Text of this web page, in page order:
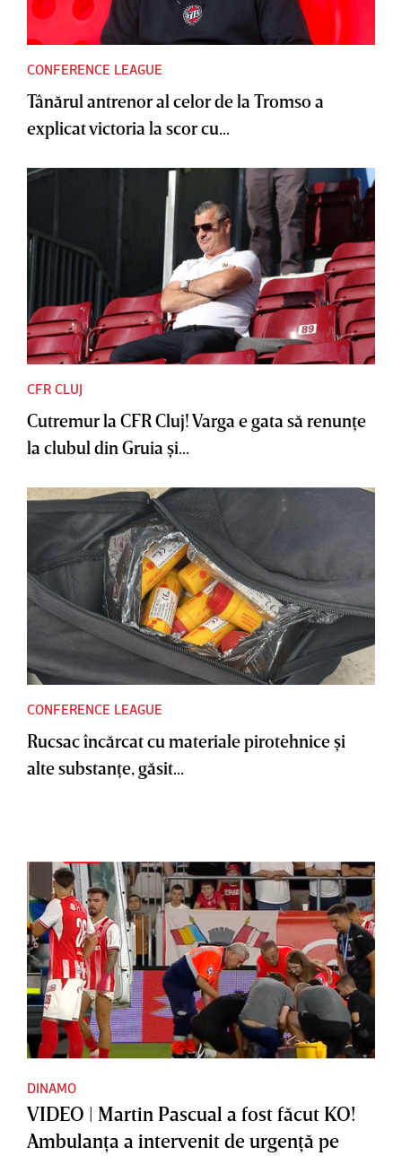
CONFERENCE LEAGUE
Tânărul antrenor al celor de la Tromso a
explicat victoria la scor cu...
CFR CLUJ
Cutremur la CFR Cluj! Varga e gata să renunţe
la clubul din Gruia şi...
CONFERENCE LEAGUE
Rucsac încărcat cu materiale pirotehnice şi
alte substanţe, găsit...
DINAMO
VIDEO | Martin Pascual a fost făcut KO!
Ambulanţa a intervenit de urgenţă pe